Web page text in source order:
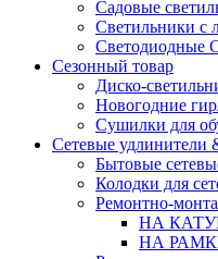
Садовые
Светильники с
Светодиодные
Сезонный товар
Диско-
Новогодние
Сушилки для
Сетевые удлинители
Бытовые
Колодки для
Ремонтно-
НА
НА